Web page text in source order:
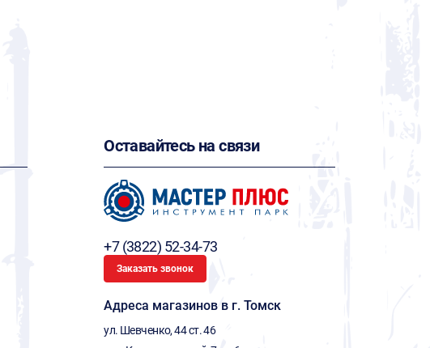
Оставайтесь на связи
+7 (3822) 52-34-73
Заказать звонок
Адреса магазинов в г. Томск
ул. Шевченко, 44 ст. 46